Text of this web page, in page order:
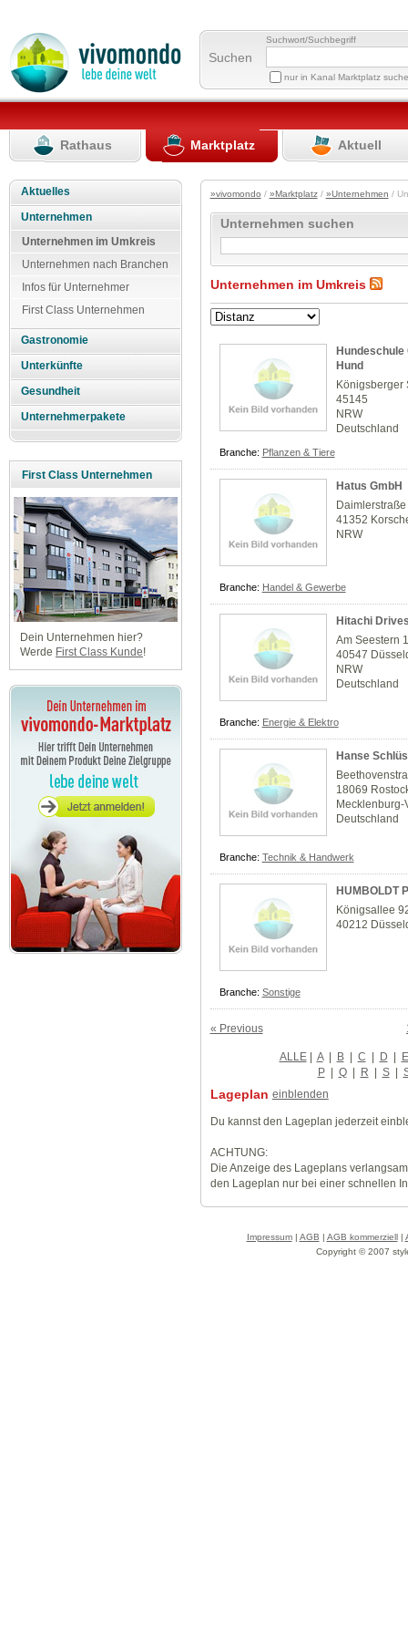
Suchen
Suchwort/Suchbegriff
nur in Kanal Marktplatz
Rathaus Marktplatz Aktuell
Aktuelles
Unternehmen
Unternehmen im Umkreis
Unternehmen nach Branchen
Infos für Unternehmer
First Class Unternehmen
Gastronomie
Unterkünfte
Gesundheit
Unternehmerpakete
First Class Unternehmen
Dein Unternehmen hier?
Werde First Class Kunde!
»vivomondo / »Marktplatz/ »Unternehmen /
Unternehmen suchen
Unternehmen im Umkreis
Hundeschule
Hund
Königsberger
45145
NRW
Deutschland
Branche: Pflanzen & Tiere
Hatus GmbH
41352
NRW
Branche: Handel & Gewerbe
Hitachi
Am Seestern
40547
NRW
Deutschland
Branche: Energie & Elektro
Hanse
18069
Mecklenburg-
Deutschland
Branche: Technik & Handwerk
HUMBOLDT
Königsallee
40212
Branche: Sonstige
« Previous
ALLE| A | B | C | D | E
P | Q | R | S |
Lageplan einblenden
Du kannst den Lageplan jederzeit
ACHTUNG:
Die Anzeige des Lageplans
den Lageplan nur bei einer schnellen
Impressum| AGB | AGB kommerziell|
Copyright © 2007